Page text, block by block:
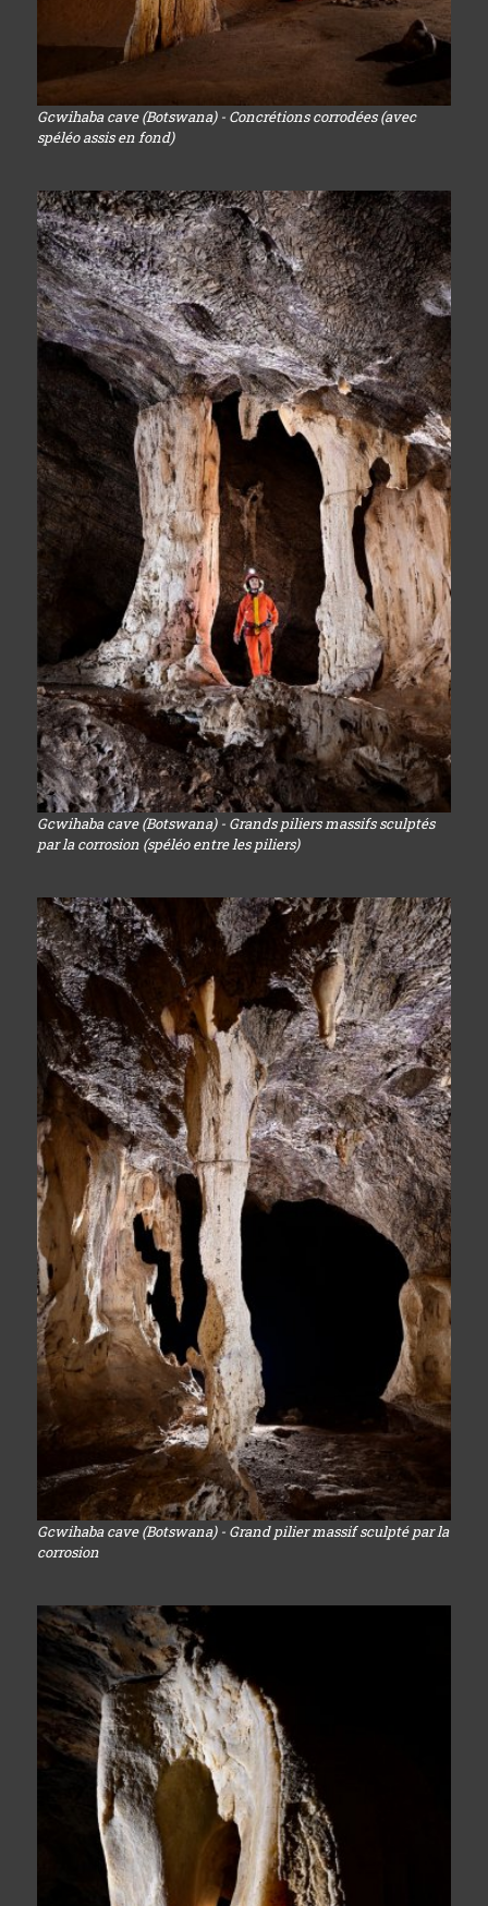
Gcwihaba cave (Botswana) - Concrétions corrodées (avec
spéléo assis en fond)
Gcwihaba cave (Botswana) - Grands piliers massifs sculptés
par la corrosion (spéléo entre les piliers)
Gcwihaba cave (Botswana) - Grand pilier massif sculpté par la
corrosion